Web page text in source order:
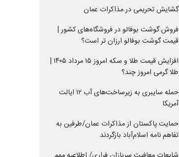
گشایش تحریمی در مذاکرات عمان
فروش گوشت بوفالو در فروشگاه‌های کشور |
قیمت گوشت بوفالو ارزان تر است؟
افزایش قیمت طلا و سکه امروز ۱۵ مرداد ۱۴۰۵ |
طلا گرمی امروز چند؟
حمله سایبری به زیرساخت‌های آب ۱۲ ایالت
آمریکا
حمایت پاکستان از مذاکرات عمان/طرفین به
تفاهم نامه اسلام‌آباد بازگردند